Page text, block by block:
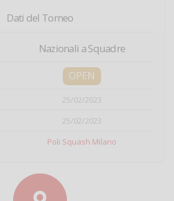
Dati del Torneo
Nazionali a Squadre
OPEN
25/02/2023
25/02/2023
Poli Squash Milano